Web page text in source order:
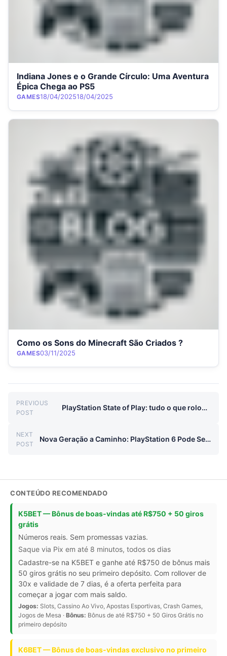
Indiana Jones e o Grande Círculo: Uma Aventura
Épica Chega ao PS5
Category
GAMESPosted on
18/04/202518/04/2025
Como os Sons do Minecraft São Criados ?
Category
GAMESPosted on
03/11/2025
Navegação de Post
PREVIOUS
POST
Previous post:
PlayStation State of Play: tudo o que rolou na live
NEXT
POST
Next post:
Nova Geração a Caminho: PlayStation 6 Pode Ser Lançado em 2027, Diz Insider
CONTEÚDO RECOMENDADO
K5BET — Bônus de boas-vindas até R$750 + 50 giros
grátis
Números reais. Sem promessas vazias.
Saque via Pix em até 8 minutos, todos os dias
Cadastre-se na K5BET e ganhe até R$750 de bônus mais
50 giros grátis no seu primeiro depósito. Com rollover de
30x e validade de 7 dias, é a oferta perfeita para
começar a jogar com mais saldo.
Jogos: Slots, Cassino Ao Vivo, Apostas Esportivas, Crash Games,
Jogos de Mesa · Bônus: Bônus de até R$750 + 50 Giros Grátis no
primeiro depósito
K6BET — Bônus de boas-vindas exclusivo no primeiro